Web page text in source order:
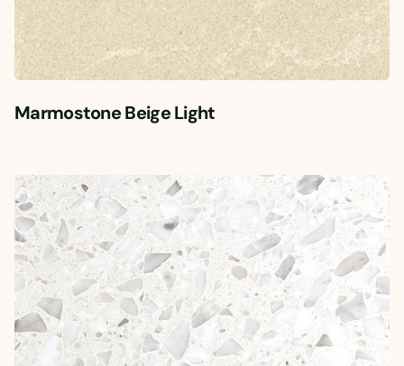
Marmostone Beige Light